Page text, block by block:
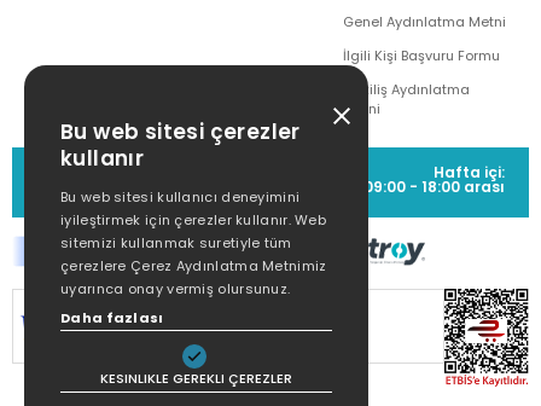
Genel Aydınlatma Metni
İlgili Kişi Başvuru Formu
Çekiliş Aydınlatma
Metni
MÜŞTERİ HİZMETLERİ
(0212) 373 77 00
Hafta içi:
09:00 - 18:00 arası
SİTEMİZ
KORUNMAKTADIR.
Bu web sitesi çerezler
kullanır
Bu web sitesi kullanıcı deneyimini
iyileştirmek için çerezler kullanır. Web
sitemizi kullanmak suretiyle tüm
çerezlere Çerez Aydınlatma Metnimiz
uyarınca onay vermiş olursunuz.
Daha fazlası
KESINLIKLE GEREKLI ÇEREZLER